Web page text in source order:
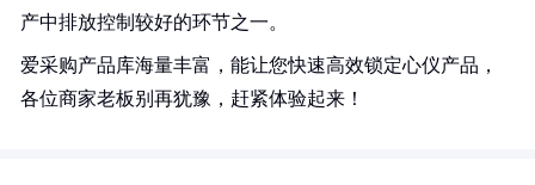
产中排放控制较好的环节之一。
爱采购产品库海量丰富，能让您快速高效锁定心仪产品，
各位商家老板别再犹豫，赶紧体验起来！